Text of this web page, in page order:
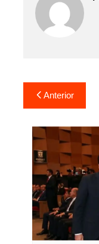
Navegação
de
Post
Anterior